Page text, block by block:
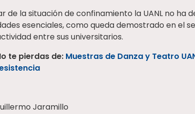
de la situación de confinamiento la UANL no ha
esenciales, como queda demostrado en el
entre sus universitarios.
te pierdas de: Muestras de Danza y Teatro
Jaramillo